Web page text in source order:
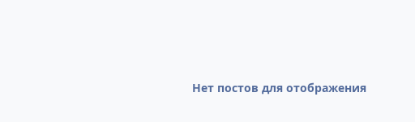
Нет постов для отображения